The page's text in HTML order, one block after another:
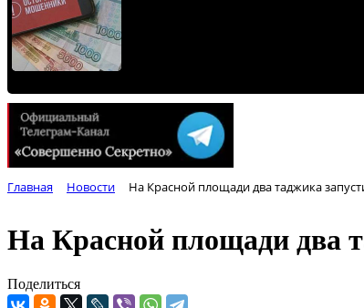
Главная Новости На Красной площади два таджика
На Красной площади два
Поделиться